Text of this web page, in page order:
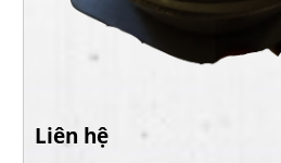
Liên hệ